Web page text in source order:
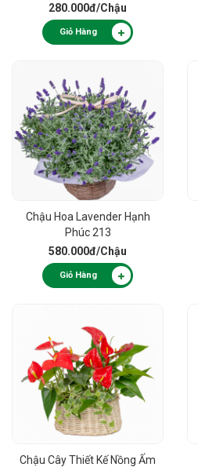
280.000đ/Chậu
Giỏ Hàng
Chậu Hoa Lavender Hạnh
Phúc 213
580.000đ/Chậu
Giỏ Hàng
Chậu Cây Thiết Kế Nồng Ấm